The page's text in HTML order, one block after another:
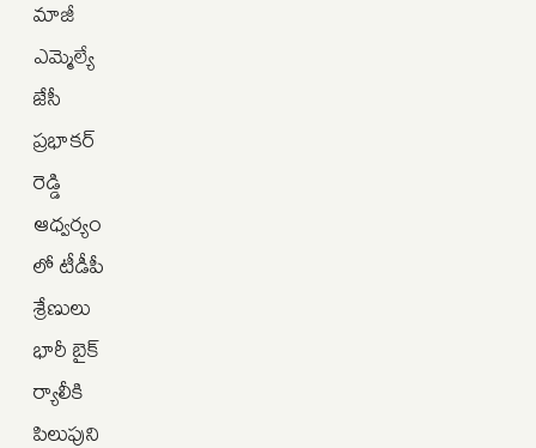
మాజీ
ఎమ్మెల్యే
జేసీ
ప్రభాకర్
రెడ్డి
ఆధ్వర్యం
లో టీడీపీ
శ్రేణులు
భారీ బైక్
ర్యాలీకి
పిలుపుని